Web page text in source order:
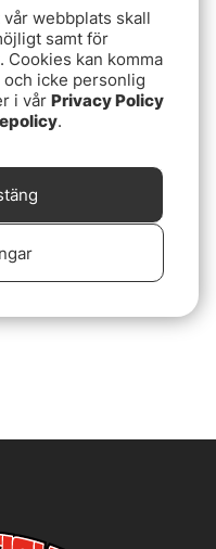
webbplats skall
samt för
kan komma
icke personlig
i vår Privacy Policy
.